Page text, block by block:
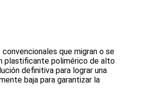
que migran o se
plastificante polimérico de alto
definitiva para lograr una
baja para garantizar la